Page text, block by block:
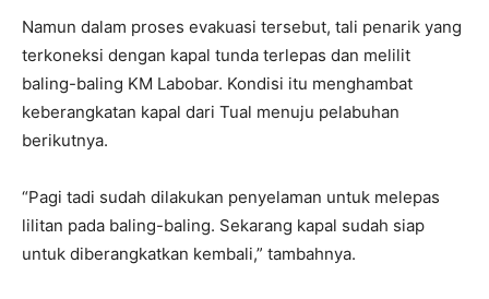
Namun dalam proses evakuasi tersebut, tali penarik yang
terkoneksi dengan kapal tunda terlepas dan melilit
baling-baling KM Labobar. Kondisi itu menghambat
keberangkatan kapal dari Tual menuju pelabuhan
berikutnya.
“Pagi tadi sudah dilakukan penyelaman untuk melepas
lilitan pada baling-baling. Sekarang kapal sudah siap
untuk diberangkatkan kembali,” tambahnya.